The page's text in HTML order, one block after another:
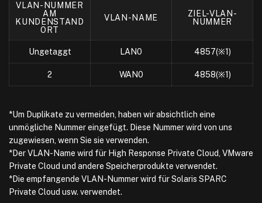
VLAN-NUMMER
AM
KUNDENSTAND
ORT
VLAN-NAME
ZIEL-VLAN-
NUMMER
Ungetaggt LAN0 4857(※1)
2 WAN0 4858(※1)
*Um Duplikate zu vermeiden, haben wir absichtlich eine
unmögliche Nummer eingefügt. Diese Nummer wird von uns
zugewiesen, wenn Sie sie verwenden.
*Der VLAN-Name wird für High Response Private Cloud, VMware
Private Cloud und andere Speicherprodukte verwendet.
*Die empfangende VLAN-Nummer wird für Solaris SPARC
Private Cloud usw. verwendet.